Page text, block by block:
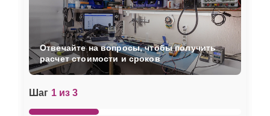
Шаг 1 из 3
Отвечайте на вопросы, чтобы получить
расчет стоимости и сроков